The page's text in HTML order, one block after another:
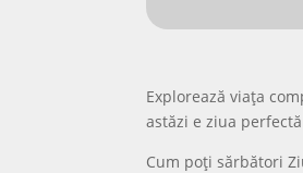
Explorează viața
astăzi e ziua
Cum poți sărbători